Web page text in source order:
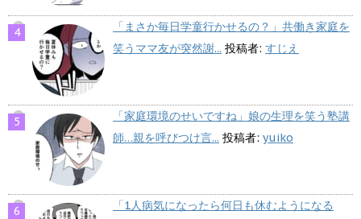
「まさか毎日学童行かせるの？」共働き家庭を
笑うママ友が突然謝... 投稿者: すじえ
「家庭環境のせいですね」娘の生理を笑う塾講
師…親を呼びつけ言... 投稿者: yuiko
「1人病気になったら何日も休むようになる